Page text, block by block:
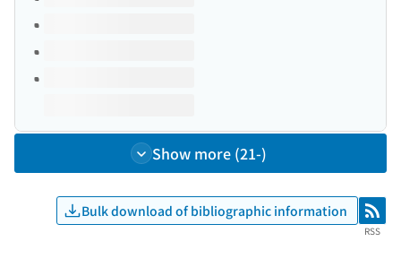
Show more (21-)
Bulk download of bibliographic information RSS
RSS